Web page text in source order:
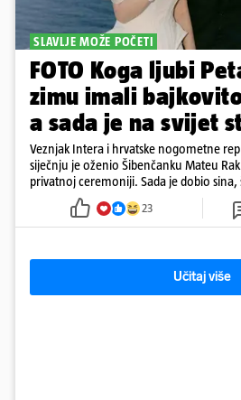
SLAVLJE MOŽE POČETI
FOTO Koga ljubi
zimu imali
a sada je na svijet
Veznjak Intera i hrvatske nogometne
siječnju je oženio Šibenčanku Mateu
privatnoj ceremoniji. Sada je dobio sina,
23
Učitaj više